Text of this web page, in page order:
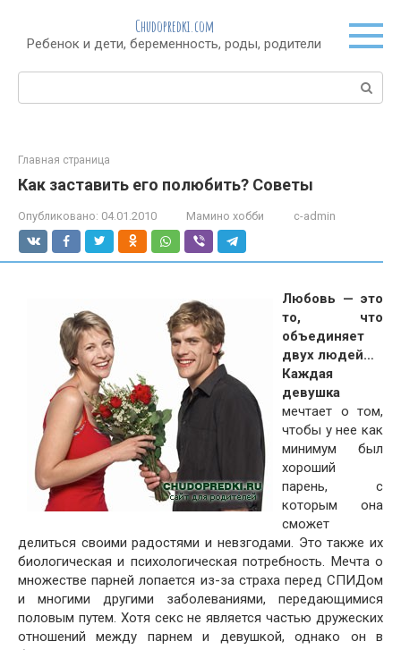
контенту
Chudopredki.com
Ребенок и дети, беременность, роды, родители
Поиск:
Главная страница
Как заставить его полюбить? Советы
Опубликовано: 04.01.2010 Мамино хобби c-admin
Любовь — это
то, что
объединяет
двух людей…
Каждая
девушка
мечтает о том,
чтобы у нее как
минимум был
хороший
парень, с
которым она
сможет
делиться своими радостями и невзгодами. Это также их
биологическая и психологическая потребность. Мечта о
множестве парней лопается из-за страха перед СПИДом
и многими другими заболеваниями, передающимися
половым путем. Хотя секс не является частью дружеских
отношений между парнем и девушкой, однако он в